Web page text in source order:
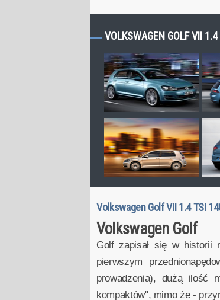
VOLKSWAGEN GOLF VII
Volkswagen Golf VII 1.4 TSI
Volkswagen Golf
Golf zapisał się w historii
pierwszym
prowadzenia), dużą ilość
kompaktów", mimo że -